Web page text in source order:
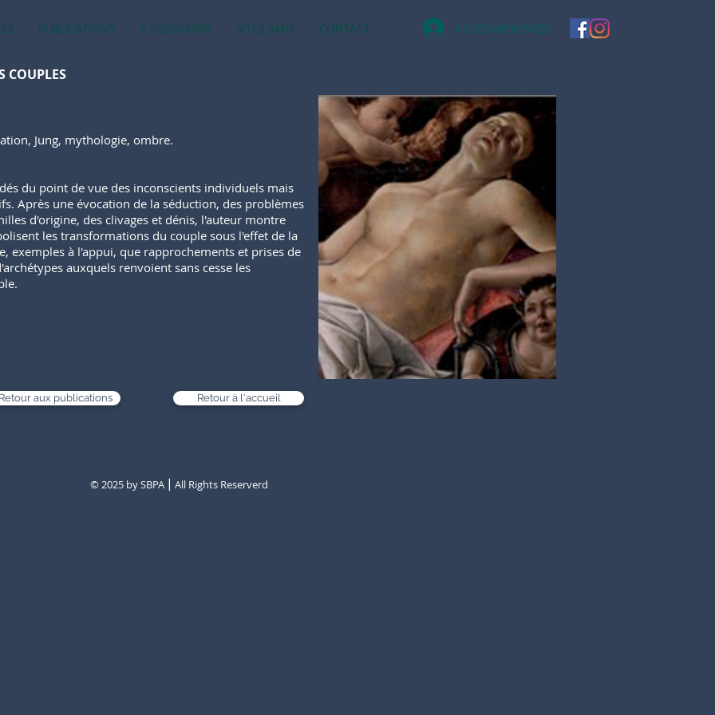
PUBLICATIONS À DECOUVRIR SITES AMIS CONTACT ACCÈS MEMBRES
COUPLES
Jung, mythologie, ombre.
du point de vue des inconscients individuels mais
Après une évocation de la séduction, des problèmes
d'origine, des clivages et dénis, l'auteur montre
les transformations du couple sous l'effet de la
exemples à l'appui, que rapprochements et prises de
auxquels renvoient sans cesse les
Retour à l'accueil
Retour aux publications
© 2025 by SBPA ⎮ All Rights Reserverd